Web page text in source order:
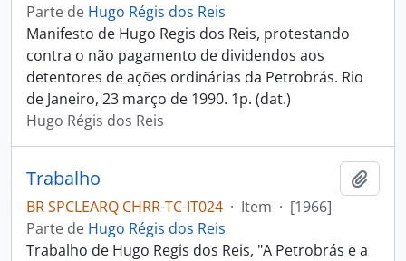
Parte de Hugo Régis dos Reis
Manifesto de Hugo Regis dos Reis, protestando
contra o não pagamento de dividendos aos
detentores de ações ordinárias da Petrobrás. Rio
de Janeiro, 23 março de 1990. 1p. (dat.)
Hugo Régis dos Reis
Trabalho
BR SPCLEARQ CHRR-TC-IT024 · Item · [1966]
Parte de Hugo Régis dos Reis
Trabalho de Hugo Regis dos Reis, "A Petrobrás e a